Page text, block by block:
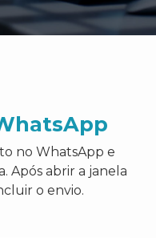
no WhatsApp e
Após abrir a janela
o envio.